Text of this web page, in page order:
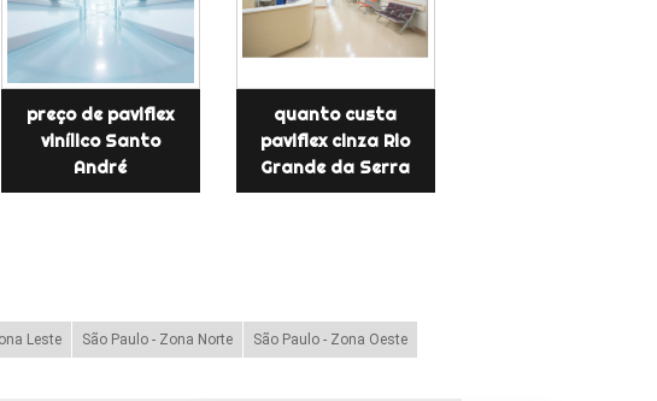
preço de paviflex
vinílico Santo
André
quanto custa
paviflex cinza Rio
Grande da Serra
Leste São Paulo - Zona Norte São Paulo - Zona Oeste